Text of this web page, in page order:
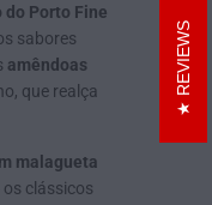
do Porto Fine
sabores
amêndoas
que realça
malagueta
clássicos
REVIEWS